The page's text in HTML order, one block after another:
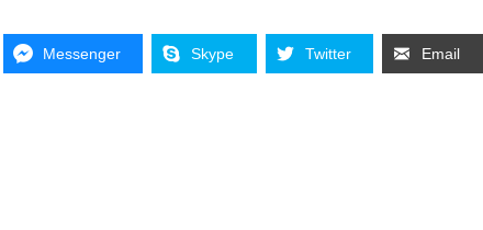
Messenger Skype Twitter Email